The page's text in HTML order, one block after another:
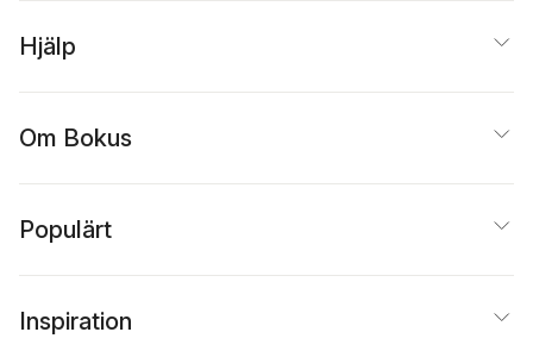
Hjälp
Om Bokus
Populärt
Inspiration